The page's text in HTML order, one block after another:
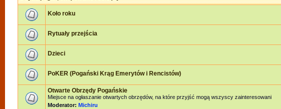
Koło roku
Rytuały przejścia
Dzieci
PoKER (Pogański Krąg Emerytów i Rencistów)
Otwarte Obrzędy Pogańskie
Miejsce na ogłaszanie otwartych obrzędów, na które przyjść mogą wszyscy zainteresowani
Moderator: Michiru